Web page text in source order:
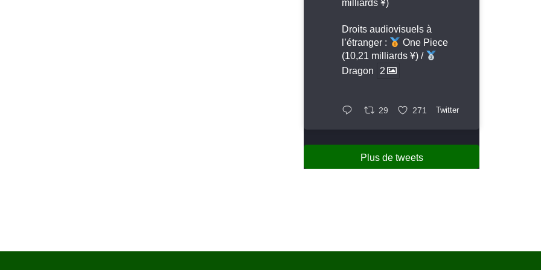
milliards ¥)
Droits audiovisuels à
l’étranger :
One Piece
(10,21 milliards ¥) /
Dragon
2
29 271 Twitter
Plus de tweets